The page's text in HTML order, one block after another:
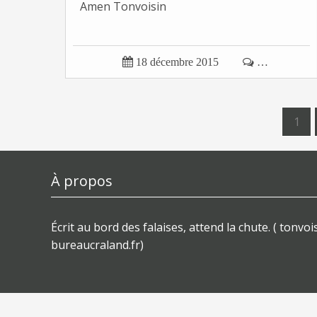
Amen Tonvoisin
 18 décembre 2015  …
1
À propos
Écrit au bord des falaises, attend la chute. (
bureaucraland.fr)